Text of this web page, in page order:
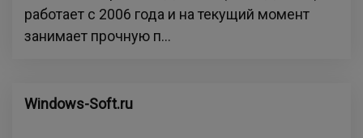
работает с 2006 года и на текущий момент
занимает прочную п...
Windows-Soft.ru